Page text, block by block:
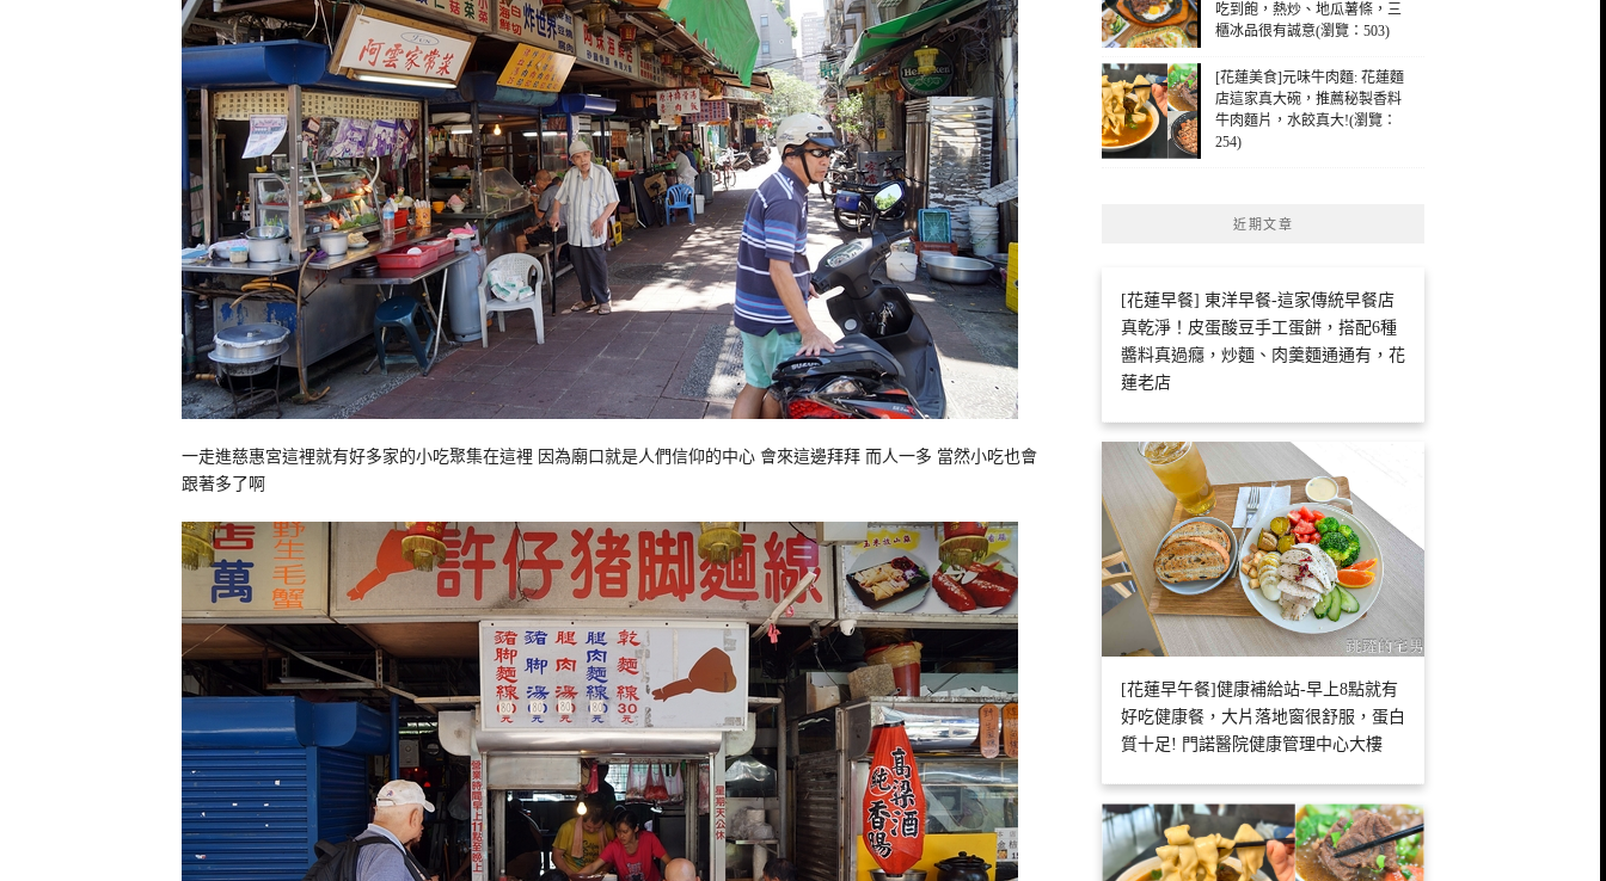
一走進慈惠宮這裡就有好多家的小吃聚集在這裡 因為廟口就是人們信仰的中心 會來這邊拜拜 而人一多 當然小吃也會
跟著多了啊
吃到飽，熱炒、地瓜薯條，三
櫃冰品很有誠意(瀏覽：503)
[花蓮美食]元味牛肉麵: 花蓮麵
店這家真大碗，推薦秘製香料
牛肉麵片，水餃真大!(瀏覽：
254)
近期文章
[花蓮早餐] 東洋早餐-這家傳統早餐店
真乾淨！皮蛋酸豆手工蛋餅，搭配6種
醬料真過癮，炒麵、肉羹麵通通有，花
蓮老店
[花蓮早午餐]健康補給站-早上8點就有
好吃健康餐，大片落地窗很舒服，蛋白
質十足! 門諾醫院健康管理中心大樓